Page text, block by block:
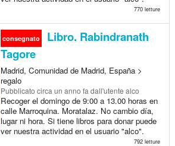
770 letture
consegnato
Libro. Rabindranath
Tagore
Madrid, Comunidad de Madrid, España >
regalo
Pubblicato circa un anno fa dall'utente alco
Recoger el domingo de 9:00 a 13.00 horas en
calle Marroquina. Moratalaz. No cambio día,
lugar ni hora. Si tiene libros para donar puede
ver nuestra actividad en el usuario "alco".
792 letture